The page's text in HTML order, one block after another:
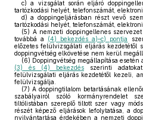
c) a vizsgálat során eljáró
tartózkodási helyét, telefonszámát,
d) a doppingeljárásban részt vevő
tartózkodási helyét, telefonszámát,
(5) A nemzeti doppingellenes
továbbá a (4) bekezdés a)–c) pontja
előzetes felülvizsgálati eljárás kezdetétől
doppingvétség elkövetése nem kerül
(6) Doppingvétség megállapítása
(3) és (4) bekezdés szerinti
felülvizsgálati eljárás kezdetétől kezeli,
felülvizsgálja.
(7) A doppingtilalom betartásának
szabályairól szóló kormányrendelet
tiltólistában szereplő tiltott szer vagy
részét képező eljárások lefolytatása, a
nyilvántartása érdekében a nemzeti